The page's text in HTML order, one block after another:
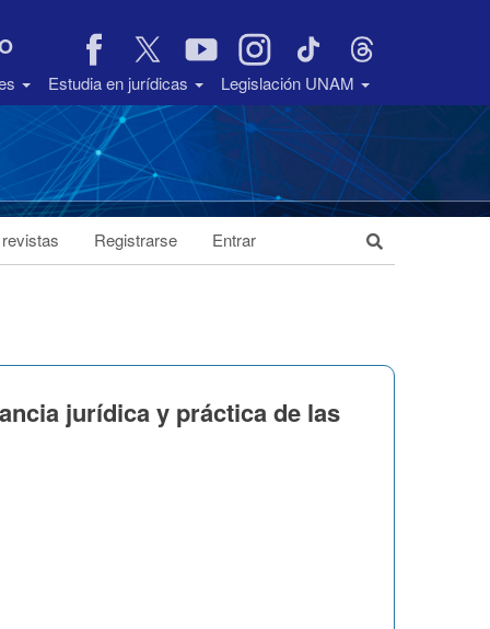
Estudia en jurídicas Legislación UNAM
Registrarse Entrar
jurídica y práctica de las